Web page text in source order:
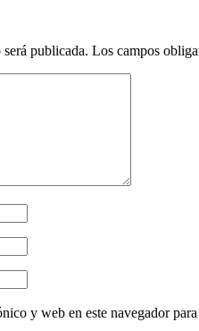
publicada. Los campos
y web en este navegador